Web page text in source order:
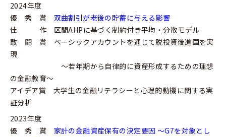
2024年度
優 秀 賞 双曲割引が老後の貯蓄に与える影響
佳 作 区間AHPに基づく制約付き平均・分散モデル
敢 闘 賞 ベーシックアカウントを通じて脱投資後進国を実
現
～若年期から自律的に資産形成するための理想
の金融教育～
アイデア賞 大学生の金融リテラシーと心理的動機に関する実
証分析
2023年度
優 秀 賞 家計の金融資産保有の決定要因 〜G7を対象とし